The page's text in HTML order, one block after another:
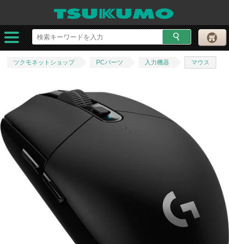
ツクモネットショップ PCパーツ 入力機器 マウス